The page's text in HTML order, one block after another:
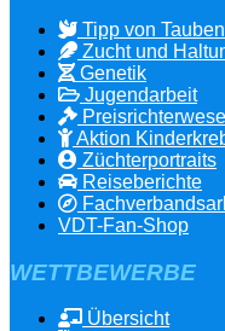
Tipp von
Zucht und
Genetik
Jugendarbeit
Aktion
Züchterportraits
Reiseberichte
VDT-Fan-Shop
WETTBEWERBE
Übersicht